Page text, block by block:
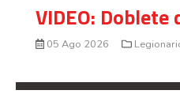
VIDEO:
05 Ago 2026